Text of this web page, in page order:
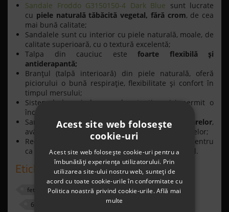
Sandale Froddo G3150150-4 Dark Blue sunt lucrate
cu piele naturală tăbăcită vegetal, fără crom, de cea
mai bună calitate;
Sandalele sunt cu interior cu piele naturală, moale, de
calitate superioară, cu o textură excelentă;
Talpa din cauciuc este foarte flexibilă şi
antiderapantă;
Branţul (talpă interioară) din piele naturală, oferă
piciorului o bună respiraţie, flexibilitate şi confort în
timpul mersului;
Sistemul de prindere cu barete tip arici permit o
încălţare rapidă a copilului
Sandalelerespectă forma anatomică a picioarelor,
având un spaţiu generos pentru degetele picioarelor;
Recomandaţi pentru copii încă de la primii paşi pentru
ca aceştia să deprindă un mers sănătos şi natural.
Etichete
fete sandale fara crom
exterior
600882
Acest site web folosește
cookie-uri
Acest site web folosește cookie-uri pentru a
îmbunătăți experiența utilizatorului. Prin
utilizarea site-ului nostru web, sunteți de
acord cu toate cookie-urile în conformitate cu
Politica noastră privind cookie-urile.Află mai
multe